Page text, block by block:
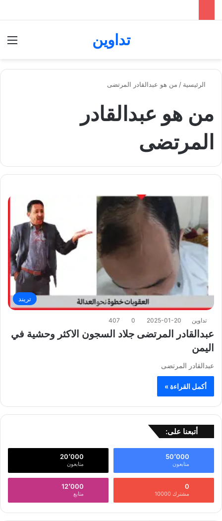
تداوين
الرئيسية / من هو عبدالقادر المرتضى
من هو عبدالقادر
المرتضى
تريند
تداوين 2025-01-20
0
407
عبدالقادر المرتضى جلاد السجون الاكثر وحشية في
اليمن
عبدالقادر المرتضى
أكمل القراءة »
أتبعنا على:
50٬000
متابعون
20٬000
متابعون
0
مشترك 10000
12٬000
متابع